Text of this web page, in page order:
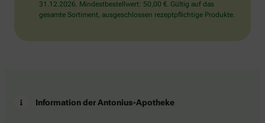
31.12.2026. Mindestbestellwert: 50,00 €. Gültig auf das
gesamte Sortiment, ausgeschlossen rezeptpflichtige Produkte.
Information der Antonius-Apotheke